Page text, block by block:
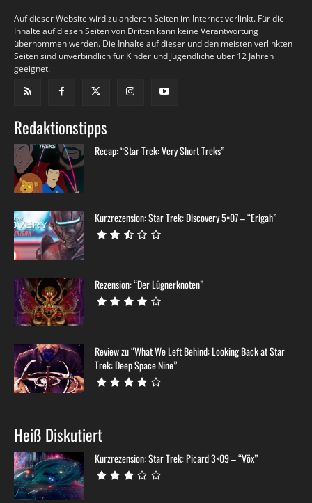
Auf dieser Website wird zu anderen Seiten im Internet verlinkt. Für die
Inhalte auf diesen Seiten von Dritten kann keine Verantwortung
übernommen werden. Die Inhalte auf dieser und den meisten verlinkten
Seiten sind unverbindlich für Kinder und Jugendliche über 12 Jahren
geeignet.
Redaktionstipps
Recap: “Star Trek: Very Short Treks”
Kurzrezension: Star Trek: Discovery 5×07 – “Erigah”
Rezension: “Der Lügnerknoten”
Review zu “What We Left Behind: Looking Back at Star
Trek: Deep Space Nine”
Heiß Diskutiert
Kurzrezension: Star Trek: Picard 3×09 – “Võx”